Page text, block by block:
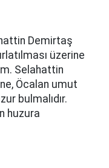
Demirtaş
üzerine
Selahattin
Öcalan umut
bulmalıdır.
huzura